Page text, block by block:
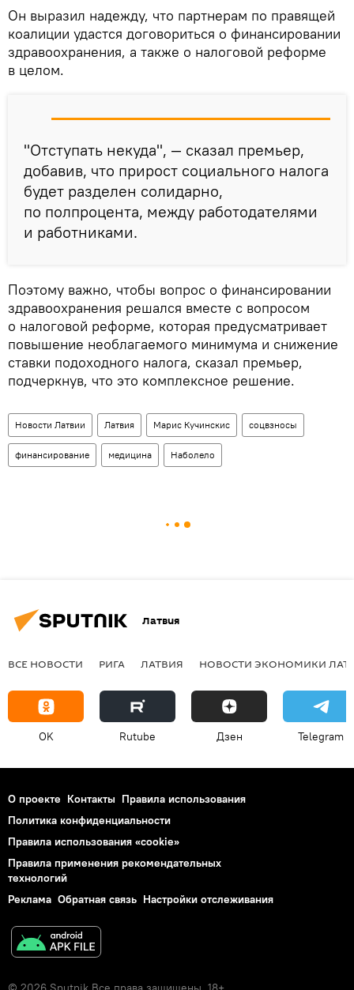
Он выразил надежду, что партнерам по правящей
коалиции удастся договориться о финансировании
здравоохранения, а также о налоговой реформе
в целом.
"Отступать некуда", — сказал премьер,
добавив, что прирост социального налога
будет разделен солидарно,
по полпроцента, между работодателями
и работниками.
Поэтому важно, чтобы вопрос о финансировании
здравоохранения решался вместе с вопросом
о налоговой реформе, которая предусматривает
повышение необлагаемого минимума и снижение
ставки подоходного налога, сказал премьер,
подчеркнув, что это комплексное решение.
Новости Латвии Латвия Марис Кучинскис соцвзносы
финансирование медицина Наболело
Латвия
ВСЕ НОВОСТИ РИГА ЛАТВИЯ НОВОСТИ ЭКОНОМИКИ
OK Rutube Дзен Telegram
О проекте Контакты Правила использования
Политика конфиденциальности
Правила использования «cookie»
Правила применения рекомендательных
технологий
Реклама Обратная связь Настройки отслеживания